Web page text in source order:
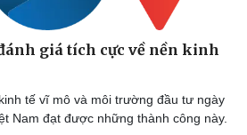
giá tích cực về nền kinh
tế vĩ mô và môi trường đầu tư ngày
Nam đạt được những thành công này.